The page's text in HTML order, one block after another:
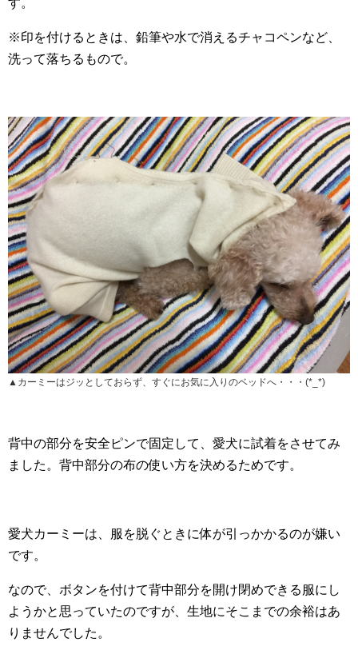
す。
※印を付けるときは、鉛筆や水で消えるチャコペンなど、
洗って落ちるもので。
▲カーミーはジッとしておらず、すぐにお気に入りのベッドへ・・・(*_*)
背中の部分を安全ピンで固定して、愛犬に試着をさせてみ
ました。背中部分の布の使い方を決めるためです。
愛犬カーミーは、服を脱ぐときに体が引っかかるのが嫌い
です。
なので、ボタンを付けて背中部分を開け閉めできる服にし
ようかと思っていたのですが、生地にそこまでの余裕はあ
りませんでした。